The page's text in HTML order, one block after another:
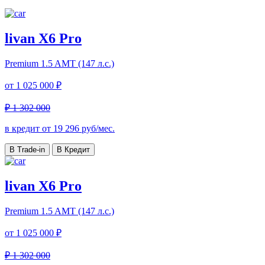
livan X6 Pro
Premium 1.5 AMT (147 л.с.)
от 1 025 000 ₽
₽ 1 302 000
в кредит от 19 296 руб/мес.
В Trade-in В Кредит
livan X6 Pro
Premium 1.5 AMT (147 л.с.)
от 1 025 000 ₽
₽ 1 302 000